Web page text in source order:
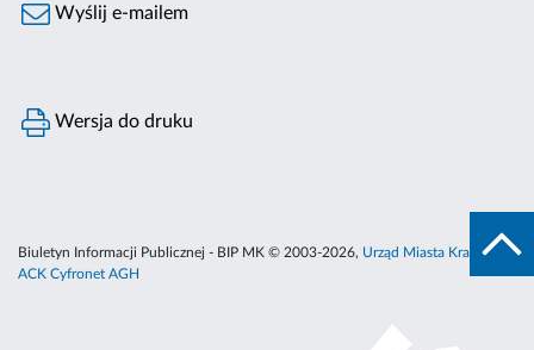
Wyślij e-mailem
Wersja do druku
Biuletyn Informacji Publicznej - BIP MK © 2003-2026, Urząd Miasta Krakowa
ACK Cyfronet AGH